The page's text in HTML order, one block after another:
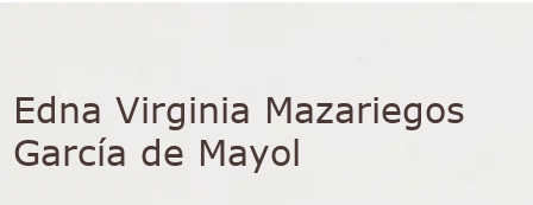
Edna Virginia Mazariegos
García de Mayol